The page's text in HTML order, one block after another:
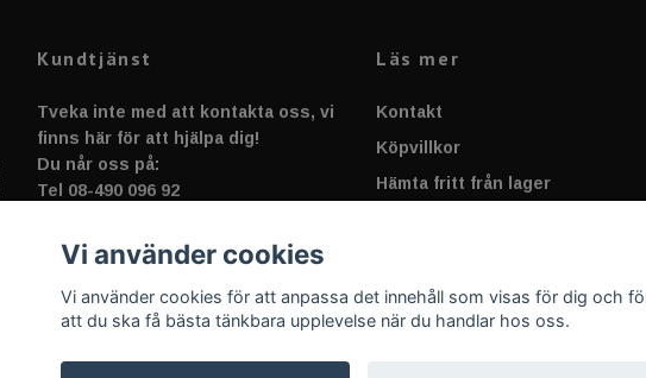
Kundtjänst
Tveka inte med att kontakta oss, vi
finns här för att hjälpa dig!
Du når oss på:
Tel 08-490 096 92
vi ser fram emot att höra ifrån dig!
Läs mer
Kontakt
Köpvillkor
Hämta fritt från lager
Vi använder cookies
Vi använder cookies för att anpassa det innehåll som visas för dig och
att du ska få bästa tänkbara upplevelse när du handlar hos oss.